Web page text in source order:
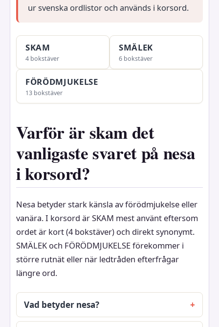
ur svenska ordlistor och används i korsord.
SKAM
4 bokstäver
SMÄLEK
6 bokstäver
FÖRÖDMJUKELSE
13 bokstäver
Varför är skam det
vanligaste svaret på nesa
i korsord?
Nesa betyder stark känsla av förödmjukelse eller
vanära. I korsord är SKAM mest använt eftersom
ordet är kort (4 bokstäver) och direkt synonymt.
SMÄLEK och FÖRÖDMJUKELSE förekommer i
större rutnät eller när ledtråden efterfrågar
längre ord.
Vad betyder nesa?